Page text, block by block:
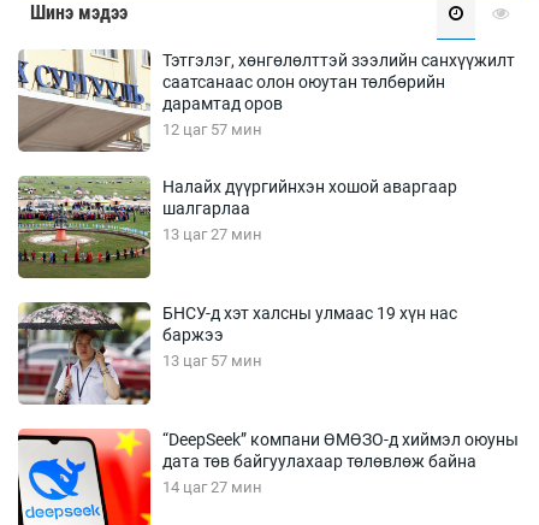
Шинэ мэдээ
Тэтгэлэг, хөнгөлөлттэй зээлийн санхүүжилт
саатсанаас олон оюутан төлбөрийн
дарамтад оров
12 цаг 57 мин
Налайх дүүргийнхэн хошой аваргаар
шалгарлаа
13 цаг 27 мин
БНСУ-д хэт халсны улмаас 19 хүн нас
баржээ
13 цаг 57 мин
“DeepSeek” компани ӨМӨЗО-д хиймэл оюуны
дата төв байгуулахаар төлөвлөж байна
14 цаг 27 мин